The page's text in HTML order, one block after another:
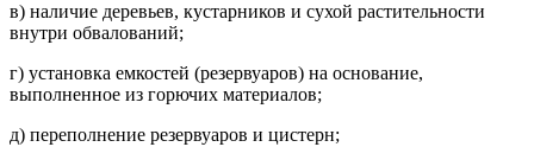
в) наличие деревьев, кустарников и сухой растительности
внутри обвалований;
г) установка емкостей (резервуаров) на основание,
выполненное из горючих материалов;
д) переполнение резервуаров и цистерн;